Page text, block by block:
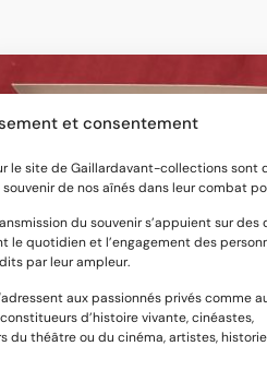
et consentement
le site de Gaillardavant-collections sont
de nos aînés dans leur combat
du souvenir s’appuient sur des
le quotidien et l’engagement des
par leur ampleur.
aux passionnés privés comme
d’histoire vivante, cinéastes,
du théâtre ou du cinéma, artistes,